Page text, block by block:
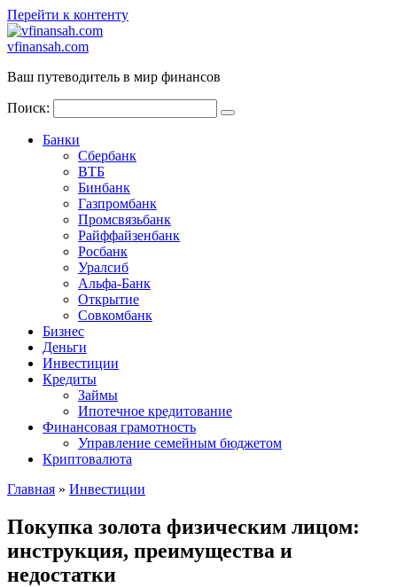
Перейти к контенту
vfinansah.com
Ваш путеводитель в мир финансов
Поиск:
Банки
Сбербанк
ВТБ
Бинбанк
Газпромбанк
Промсвязьбанк
Райффайзенбанк
Росбанк
Уралсиб
Альфа-Банк
Открытие
Совкомбанк
Бизнес
Деньги
Инвестиции
Кредиты
Займы
Ипотечное кредитование
Финансовая грамотность
Управление семейным бюджетом
Криптовалюта
Главная » Инвестиции
Покупка золота физическим лицом:
инструкция, преимущества и
недостатки